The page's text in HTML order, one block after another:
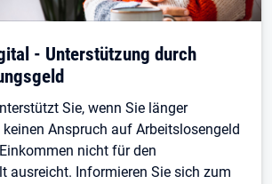
- Unterstützung durch
Sie, wenn Sie länger
Anspruch auf Arbeitslosengeld
nicht für den
ausreicht. Informieren Sie sich zum